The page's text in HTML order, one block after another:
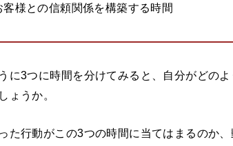
客様との信頼関係を構築する時間
に3つに時間を分けてみると、自分がどの
ょうか。
た行動がこの3つの時間に当てはまるのか